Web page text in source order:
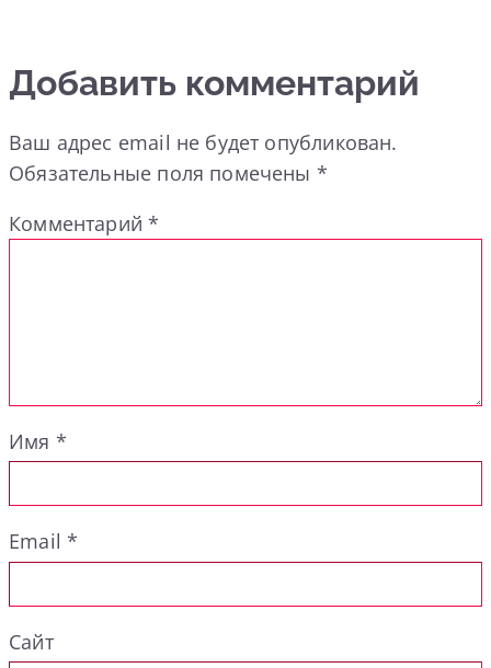
Добавить комментарий
Ваш адрес email не будет опубликован.
Обязательные поля помечены *
Комментарий*
Имя *
Email*
Сайт